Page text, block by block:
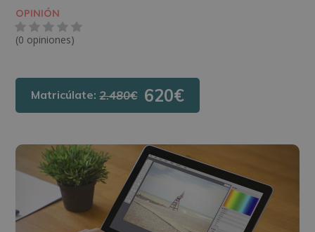
OPINIÓN
(0 opiniones)
Matricúlate:2.480€ 620€